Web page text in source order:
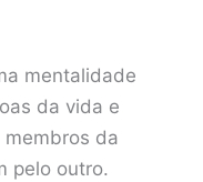
mentalidade
da vida e
da
pelo outro.